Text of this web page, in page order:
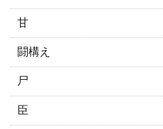
甘
闘構え
尸
臣